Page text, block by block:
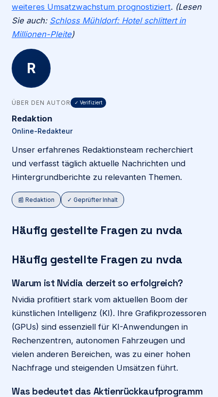
weiteres Umsatzwachstum prognostiziert. (Lesen
Sie auch: Schloss Mühldorf: Hotel schlittert in
Millionen-Pleite)
R
ÜBER DEN AUTOR ✓ Verifiziert
Redaktion
Online-Redakteur
Unser erfahrenes Redaktionsteam recherchiert
und verfasst täglich aktuelle Nachrichten und
Hintergrundberichte zu relevanten Themen.
📰 Redaktion ✓ Geprüfter Inhalt
Häufig gestellte Fragen zu nvda
Häufig gestellte Fragen zu nvda
Warum ist Nvidia derzeit so erfolgreich?
Nvidia profitiert stark vom aktuellen Boom der
künstlichen Intelligenz (KI). Ihre Grafikprozessoren
(GPUs) sind essenziell für KI-Anwendungen in
Rechenzentren, autonomen Fahrzeugen und
vielen anderen Bereichen, was zu einer hohen
Nachfrage und steigenden Umsätzen führt.
Was bedeutet das Aktienrückkaufprogramm